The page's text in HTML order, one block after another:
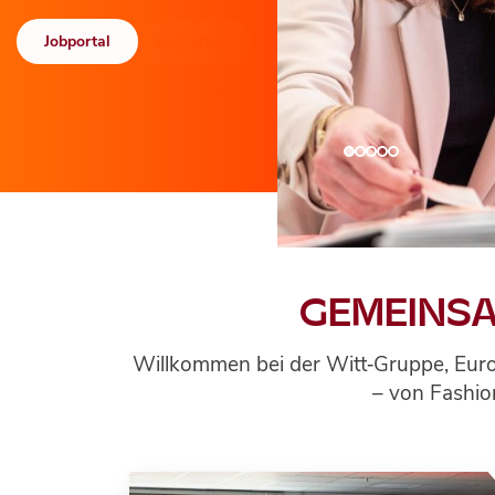
Jobportal
TECH &
INNOVATORS
Wir sind...
Wir sind...Willkommen bei der Witt‑Gruppe,
– von